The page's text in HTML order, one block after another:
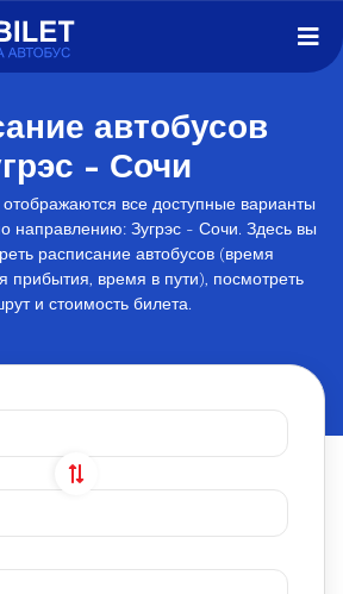
автобусов
- Сочи
все доступные варианты
направлению: Зугрэс - Сочи. Здесь вы
расписание автобусов (время
прибытия, время в пути), посмотреть
и стоимость билета.